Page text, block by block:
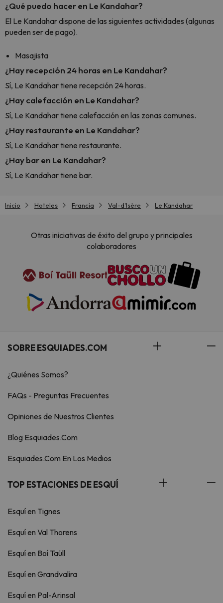
¿Qué puedo hacer en Le Kandahar?
El Le Kandahar dispone de las siguientes actividades (algunas
pueden ser de pago).
Masajista
¿Hay recepción 24 horas en Le Kandahar?
Sí, Le Kandahar tiene recepción 24 horas.
¿Hay calefacción en Le Kandahar?
Sí, Le Kandahar tiene calefacción en las zonas comunes.
¿Hay restaurante en Le Kandahar?
Sí, Le Kandahar tiene restaurante.
¿Hay bar en Le Kandahar?
Sí, Le Kandahar tiene bar.
Inicio Hoteles Francia Val-d'Isère Le Kandahar
Otras iniciativas de éxito del grupo y principales
colaboradores
SOBRE ESQUIADES.COM
¿Quiénes Somos?
FAQs - Preguntas Frecuentes
Opiniones de Nuestros Clientes
Blog Esquiades.Com
Esquiades.Com En Los Medios
TOP ESTACIONES DE ESQUÍ
Esquí en Tignes
Esquí en Val Thorens
Esquí en Boí Taüll
Esquí en Grandvalira
Esquí en Pal-Arinsal